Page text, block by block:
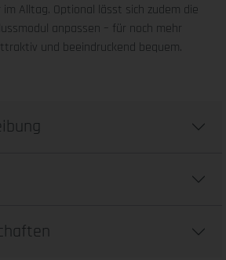
Alltag. Optional lässt sich zudem die
anpassen – für noch mehr
und beeindruckend bequem.